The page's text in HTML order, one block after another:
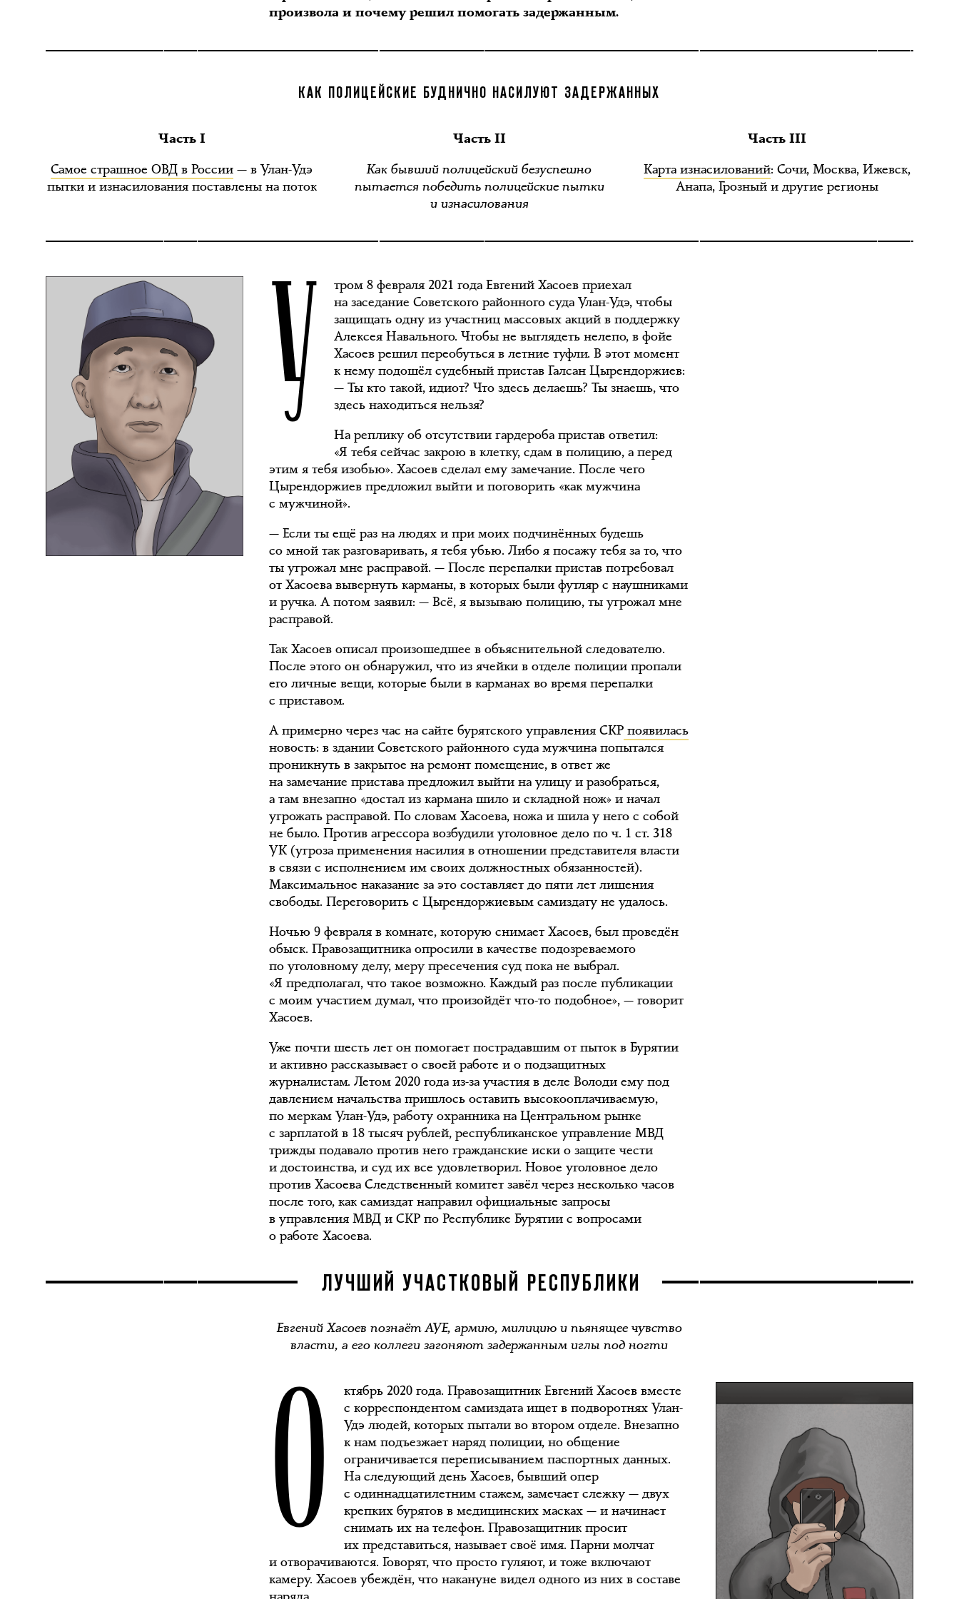
произвола и почему решил помогать задержанным.
КАК ПОЛИЦЕЙСКИЕ БУДНИЧНО НАСИЛУЮТ ЗАДЕРЖАННЫХ
Часть I
Самое страшное ОВД в России — в Улан-Удэ
пытки и изнасилования поставлены на поток
Часть II
Как бывший полицейский безуспешно
пытается победить полицейские пытки
и изнасилования
Часть III
Карта изнасилований: Сочи, Москва, Ижевск,
Анапа, Грозный и другие регионы
У
тром 8 февраля 2021 года Евгений Хасоев приехал
на заседание Советского районного суда Улан-Удэ, чтобы
защищать одну из участниц массовых акций в поддержку
Алексея Навального. Чтобы не выглядеть нелепо, в фойе
Хасоев решил переобуться в летние туфли. В этот момент
к нему подошёл судебный пристав Галсан Цырендоржиев:
— Ты кто такой, идиот? Что здесь делаешь? Ты знаешь, что
здесь находиться нельзя?
На реплику об отсутствии гардероба пристав ответил:
«Я тебя сейчас закрою в клетку, сдам в полицию, а перед
этим я тебя изобью». Хасоев сделал ему замечание. После чего
Цырендоржиев предложил выйти и поговорить «как мужчина
с мужчиной».
— Если ты ещё раз на людях и при моих подчинённых будешь
со мной так разговаривать, я тебя убью. Либо я посажу тебя за то, что
ты угрожал мне расправой. — После перепалки пристав потребовал
от Хасоева вывернуть карманы, в которых были футляр с наушниками
и ручка. А потом заявил: — Всё, я вызываю полицию, ты угрожал мне
расправой.
Так Хасоев описал произошедшее в объяснительной следователю.
После этого он обнаружил, что из ячейки в отделе полиции пропали
его личные вещи, которые были в карманах во время перепалки
с приставом.
А примерно через час на сайте бурятского управления СКР появилась
новость: в здании Советского районного суда мужчина попытался
проникнуть в закрытое на ремонт помещение, в ответ же
на замечание пристава предложил выйти на улицу и разобраться,
а там внезапно «достал из кармана шило и складной нож» и начал
угрожать расправой. По словам Хасоева, ножа и шила у него с собой
не было. Против агрессора возбудили уголовное дело по ч. 1 ст. 318
УК (угроза применения насилия в отношении представителя власти
в связи с исполнением им своих должностных обязанностей).
Максимальное наказание за это составляет до пяти лет лишения
свободы. Переговорить с Цырендоржиевым самиздату не удалось.
Ночью 9 февраля в комнате, которую снимает Хасоев, был проведён
обыск. Правозащитника опросили в качестве подозреваемого
по уголовному делу, меру пресечения суд пока не выбрал.
«Я предполагал, что такое возможно. Каждый раз после публикации
с моим участием думал, что произойдёт что-то подобное», — говорит
Хасоев.
Уже почти шесть лет он помогает пострадавшим от пыток в Бурятии
и активно рассказывает о своей работе и о подзащитных
журналистам. Летом 2020 года из-за участия в деле Володи ему под
давлением начальства пришлось оставить высокооплачиваемую,
по меркам Улан-Удэ, работу охранника на Центральном рынке
с зарплатой в 18 тысяч рублей, республиканское управление МВД
трижды подавало против него гражданские иски о защите чести
и достоинства, и суд их все удовлетворил. Новое уголовное дело
против Хасоева Следственный комитет завёл через несколько часов
после того, как самиздат направил официальные запросы
в управления МВД и СКР по Республике Бурятии с вопросами
о работе Хасоева.
ЛУЧШИЙ УЧАСТКОВЫЙ РЕСПУБЛИКИ
Евгений Хасоев познаёт АУЕ, армию, милицию и пьянящее чувство
власти, а его коллеги загоняют задержанным иглы под ногти
О
ктябрь 2020 года. Правозащитник Евгений Хасоев вместе
с корреспондентом самиздата ищет в подворотнях Улан-
Удэ людей, которых пытали во втором отделе. Внезапно
к нам подъезжает наряд полиции, но общение
ограничивается переписыванием паспортных данных.
На следующий день Хасоев, бывший опер
с одиннадцатилетним стажем, замечает слежку — двух
крепких бурятов в медицинских масках — и начинает
снимать их на телефон. Правозащитник просит
их представиться, называет своё имя. Парни молчат
и отворачиваются. Говорят, что просто гуляют, и тоже включают
камеру. Хасоев убеждён, что накануне видел одного из них в составе